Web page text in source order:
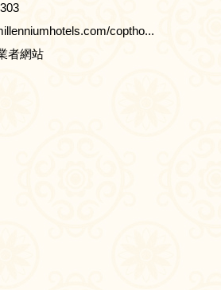
coptho...
者網站